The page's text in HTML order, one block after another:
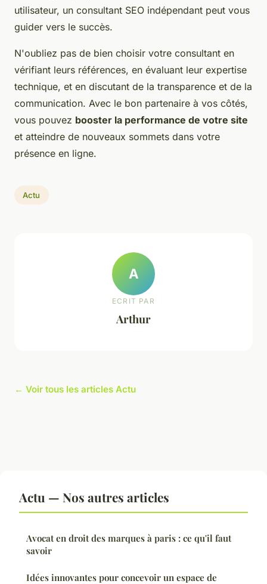
utilisateur, un consultant SEO indépendant peut vous
guider vers le succès.
N'oubliez pas de bien choisir votre consultant en
vérifiant leurs références, en évaluant leur expertise
technique, et en discutant de la transparence et de la
communication. Avec le bon partenaire à vos côtés,
vous pouvez booster la performance de votre site
et atteindre de nouveaux sommets dans votre
présence en ligne.
Actu
A
ECRIT PAR
Arthur
← Voir tous les articles Actu
Actu — Nos autres articles
Avocat en droit des marques à paris : ce qu'il faut
savoir
Idées innovantes pour concevoir un espace de